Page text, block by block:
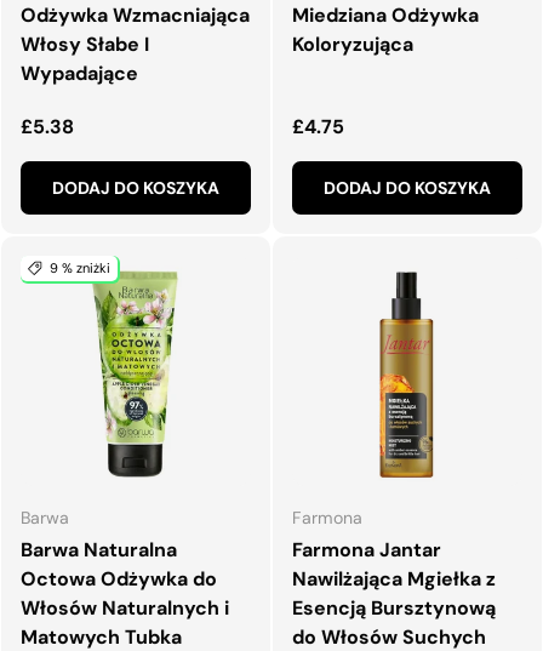
Odżywka Wzmacniająca
Włosy Słabe I
Wypadające
Normalna cena
£5.38
DODAJ DO KOSZYKA
Miedziana Odżywka
Koloryzująca
Normalna cena
£4.75
DODAJ DO KOSZYKA
9 % zniżki
Barwa
Barwa Naturalna
Octowa Odżywka do
Włosów Naturalnych i
Matowych Tubka
Farmona
Farmona Jantar
Nawilżająca Mgiełka z
Esencją Bursztynową
do Włosów Suchych